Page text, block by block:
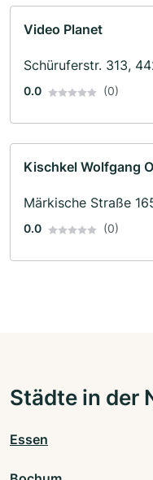
Video Planet
Schüruferstr. 313,
0.0 (0)
Kischkel Wolfgang
Märkische Straße
0.0 (0)
Städte in der
Essen